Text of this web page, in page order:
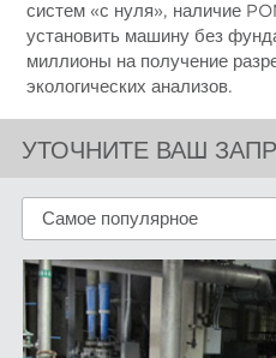
систем «с нуля», наличие
установить машину без
миллионы на получение
экологических анализов.
УТОЧНИТЕ ВАШ
ПРИМЕНЕННЫЕ
Короткая циркуляция
БОЛЬШЕ ФИЛЬТРОВ
Самое популярное